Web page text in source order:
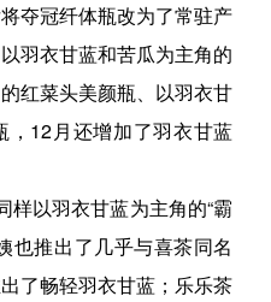
夺冠纤体瓶改为了常驻产
羽衣甘蓝和苦瓜为主角的
红菜头美颜瓶、以羽衣甘
12月还增加了羽衣甘蓝
以羽衣甘蓝为主角的“霸
也推出了几乎与喜茶同名
了畅轻羽衣甘蓝；乐乐茶